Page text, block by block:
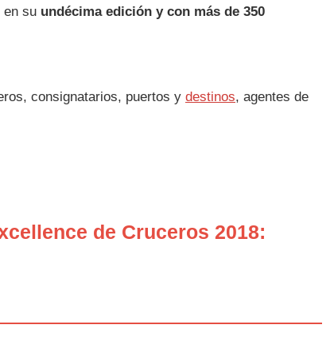
en su undécima edición y con más de 350
consignatarios, puertos y destinos, agentes de
de Cruceros 2018: